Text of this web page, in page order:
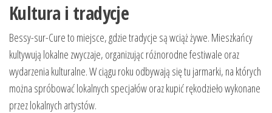
Kultura i tradycje
Bessy-sur-Cure to miejsce, gdzie tradycje są wciąż żywe. Mieszkańcy
kultywują lokalne zwyczaje, organizując różnorodne festiwale oraz
wydarzenia kulturalne. W ciągu roku odbywają się tu jarmarki, na których
można spróbować lokalnych specjałów oraz kupić rękodzieło wykonane
przez lokalnych artystów.